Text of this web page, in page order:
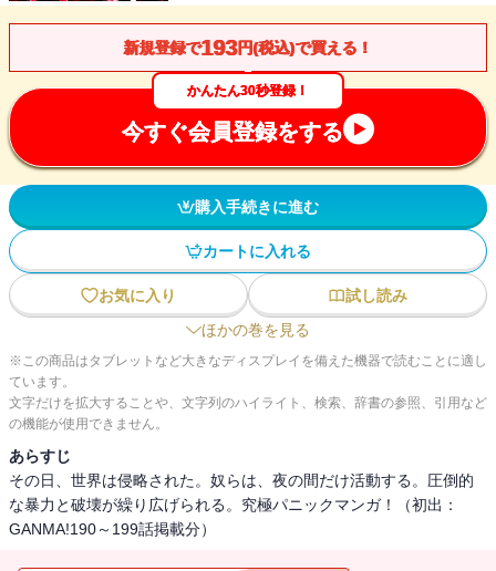
新規登録で193円(税込)で買える！
かんたん30秒登録！
今すぐ会員登録をする
購入手続きに進む
カートに入れる
お気に入り
試し読み
ほかの巻を見る
※この商品はタブレットなど大きなディスプレイを備えた機器で読むことに適し
ています。
文字だけを拡大することや、文字列のハイライト、検索、辞書の参照、引用など
の機能が使用できません。
あらすじ
その日、世界は侵略された。奴らは、夜の間だけ活動する。圧倒的
な暴力と破壊が繰り広げられる。究極パニックマンガ！（初出：
GANMA!190～199話掲載分）